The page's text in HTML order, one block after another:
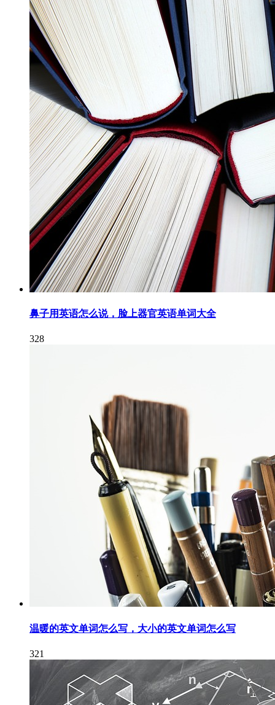
鼻子用英语怎么说，脸上器官英语单词大全
328
温暖的英文单词怎么写，大小的英文单词怎么写
321